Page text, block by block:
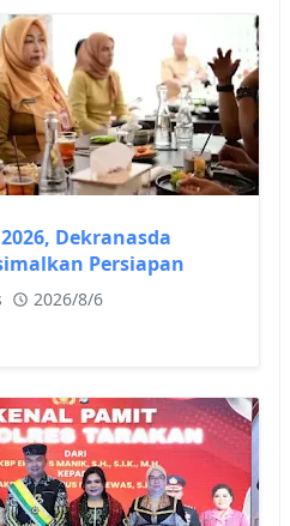
Dekranasda
Persiapan
2026/8/6